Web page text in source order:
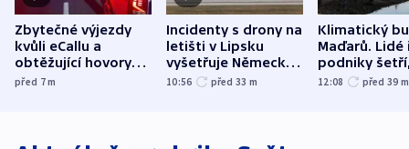
Zbytečné výjezdy
kvůli eCallu a
obtěžující hovory
zdržují záchranáře
před 7m
Incidenty s drony na
letišti v Lipsku
vyšetřuje Německo
jako úmyslný pokus
10:56 před 33 m
Klimatický
Maďarů. Lidé
podniky
omezuje se
12:08 před 39 m